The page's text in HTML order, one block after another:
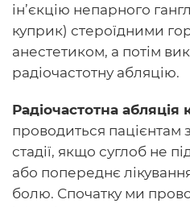
ін’єкцію непарного
куприк) стероїдними
анестетиком, а потім
радіочастотну абляцію.
Радіочастотна абляція
проводиться пацієнтам
стадії, якщо суглоб не
або попереднє
болю. Спочатку ми